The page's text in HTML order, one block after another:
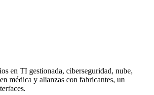
en TI gestionada, ciberseguridad, nube,
médica y alianzas con fabricantes, un